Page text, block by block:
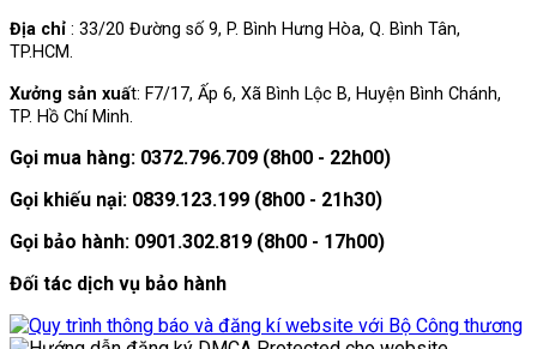
Địa chỉ : 33/20 Đường số 9, P. Bình Hưng Hòa, Q. Bình Tân,
TP.HCM.
Xưởng sản xuất: F7/17, Ấp 6, Xã Bình Lộc B, Huyện Bình Chánh,
TP. Hồ Chí Minh.
Gọi mua hàng: 0372.796.709 (8h00 - 22h00)
Gọi khiếu nại: 0839.123.199 (8h00 - 21h30)
Gọi bảo hành: 0901.302.819 (8h00 - 17h00)
Đối tác dịch vụ bảo hành